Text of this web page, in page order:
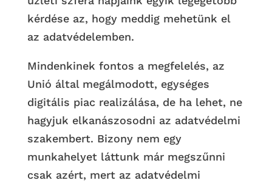
kérdése az, hogy meddig mehetünk el
az adatvédelemben.
Mindenkinek fontos a megfelelés, az
Unió által megálmodott, egységes
digitális piac realizálása, de ha lehet, ne
hagyjuk elkanászosodni az adatvédelmi
szakembert. Bizony nem egy
munkahelyet láttunk már megszűnni
csak azért, mert az adatvédelmi